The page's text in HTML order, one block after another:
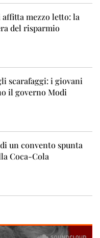
mezzo letto: la
del risparmio
scarafaggi: i giovani
il governo Modi
un convento spunta
Coca-Cola